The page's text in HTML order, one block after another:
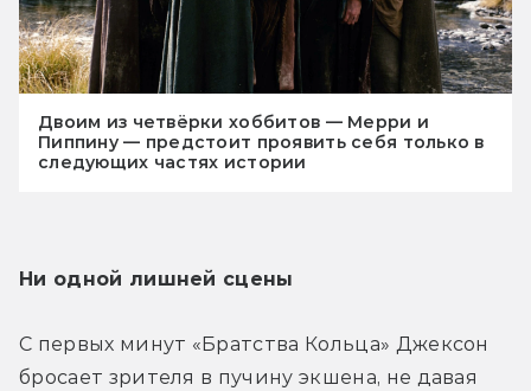
Двоим из четвёрки хоббитов — Мерри и
Пиппину — предстоит проявить себя только в
следующих частях истории
Ни одной лишней сцены
С первых минут «Братства Кольца» Джексон
бросает зрителя в пучину экшена, не давая